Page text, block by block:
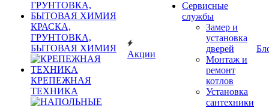
КРАСКА,
ГРУНТОВКА,
БЫТОВАЯ ХИМИЯ
КРЕПЕЖНАЯ
ТЕХНИКА
Акции
Сервисные
службы
Замер и
установка
дверей
Монтаж и
ремонт
котлов
Установка
сантехники